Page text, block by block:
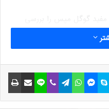
مفید گوگل مپس را بررسی
غافل بوده‌اید:
نماد پیمایش خود را
و رنگ‌های متنوع
تا ماشین‌های
اسکایپ مسنجر واتس آپ تلگرام وایبر لاین اشتراک گذاری با ایمیل